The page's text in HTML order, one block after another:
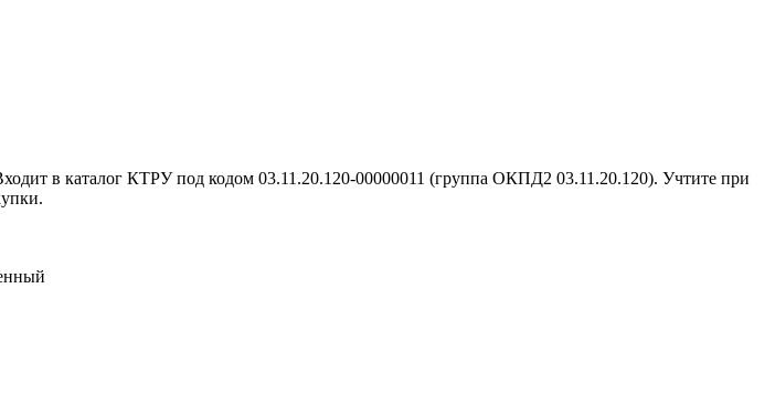
в каталог КТРУ под кодом 03.11.20.120-00000011 (группа ОКПД2 03.11.20.120). Учтите при